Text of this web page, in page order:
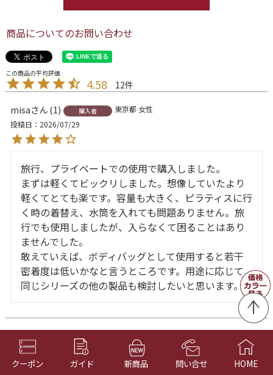
商品についてのお問い合わせ
4.58 12
misa 1 購入者 東京都 女性
投稿日
2026/07/29
旅行、プライベートでの使用で購入しました。
まずは軽くてビックリしました。想像していたより
軽くてとても楽です。容量も大きく、ピラティスに行
く時の着替え、水筒を入れても問題ありません。旅
行でも使用しましたが、入らなくて困ることはあり
ませんでした。
敢えていえば、ボディバッグとして使用すると若干
密着度は低いかなと言うところです。用途に応じて
同じシリーズの他の製品も検討したいと思います。
投稿日
2026/06/27
クーポン ガイド 新商品 問い合せ HOME